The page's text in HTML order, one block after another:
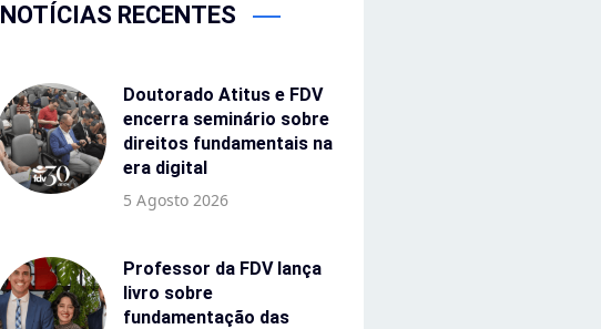
NOTÍCIAS RECENTES
Doutorado Atitus e FDV
encerra seminário sobre
direitos fundamentais na
era digital
5 Agosto 2026
Professor da FDV lança
livro sobre
fundamentação das